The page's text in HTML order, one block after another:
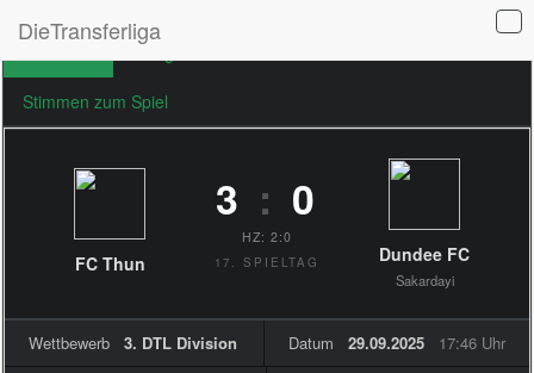
DieTransferliga
Stimmen zum Spiel
FC Thun
3 : 0
HZ: 2:0
17. SPIELTAG Dundee FC
Sakardayi
Wettbewerb 3. DTL Division Datum 29.09.2025 17:46 Uhr